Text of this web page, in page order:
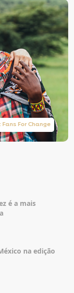
For Change
é a mais
na edição